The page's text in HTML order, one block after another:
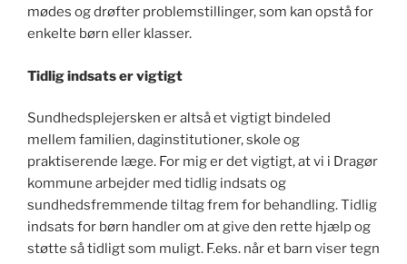
mødes og drøfter problemstillinger, som kan opstå for
enkelte børn eller klasser.
Tidlig indsats er vigtigt
Sundhedsplejersken er altså et vigtigt bindeled
mellem familien, daginstitutioner, skole og
praktiserende læge. For mig er det vigtigt, at vi i Dragør
kommune arbejder med tidlig indsats og
sundhedsfremmende tiltag frem for behandling. Tidlig
indsats for børn handler om at give den rette hjælp og
støtte så tidligt som muligt. F.eks. når et barn viser tegn